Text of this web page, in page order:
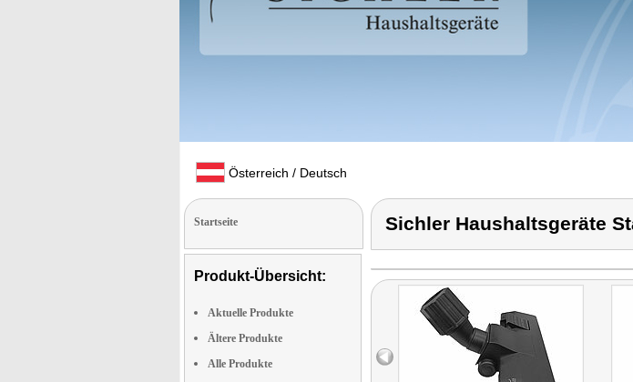
Österreich / Deutsch
Startseite
Produkt-Übersicht:
Aktuelle Produkte
Ältere Produkte
Alle Produkte
Sichler Haushaltsgeräte